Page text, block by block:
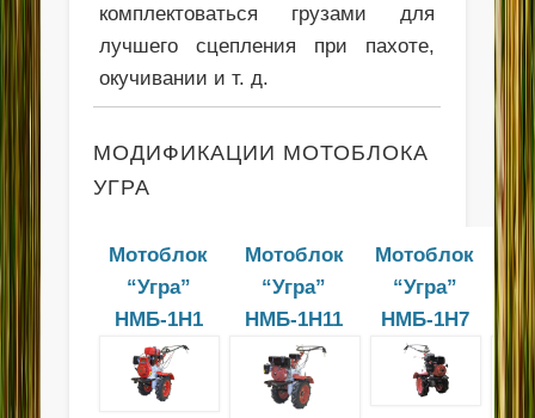
комплектоваться грузами для
лучшего сцепления при пахоте,
окучивании и т. д.
МОДИФИКАЦИИ МОТОБЛОКА
УГРА
Мотоблок
“Угра”
НМБ-1Н1
Мотоблок
“Угра”
НМБ-1Н11
Мотоблок
“Угра”
НМБ-1Н7